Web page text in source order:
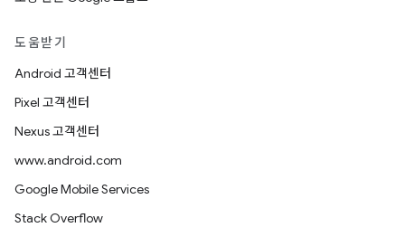
도움받기
Android 고객센터
Pixel 고객센터
Nexus 고객센터
www.android.com
Google Mobile Services
Stack Overflow